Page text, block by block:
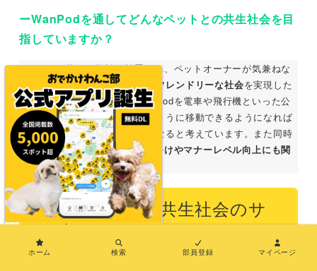
ーWanPodを通してどんなペットとの共生社会を目
指していますか？
WanPodが様々な施設に設置され、ペットオーナーが気兼ねな
く愛犬とおでかけできる ペットフレンドリーな社会を実現した
いです。さらにその先にはWanPodを電車や飛行機といった公
共交通機関にも導入し人と同じように移動できるようになれば
愛犬との暮らしがもっと豊かになると考えています。また同時
にWanPodを利用するためのしつけやマナーレベル向上にも関
わっていきたいと思っています。
まとめ〜新しい共生社会のサ
ホーム 検索 部員登録 マイページ